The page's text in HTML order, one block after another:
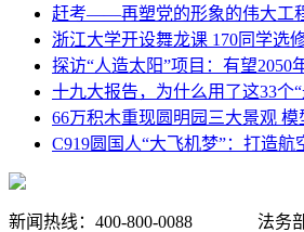
赶考——再塑党的形象的伟大工
浙江大学开设舞龙课 170同学选
探访“人造太阳”项目：有望2050
十九大报告，为什么用了这33个“
66万积木重现圆明园三大景观
C919圆国人“大飞机梦”：打造航
新闻热线：400-800-0088 法务部